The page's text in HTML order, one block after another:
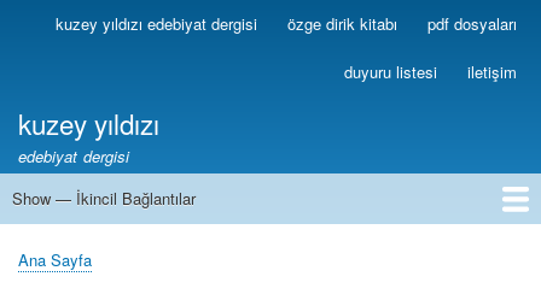
Ana
içeriğe
Birincilkuzey yıldızı edebiyat dergisi özge dirik kitabı pdf dosyaları
duyuru listesi iletişim
kuzey yıldızı
edebiyat dergisi
İkincil
Show — İkincil Bağlantılar
1
2
3
4
5
6
7
8
9
10
11
12
13
Sayfa
Ana Sayfa